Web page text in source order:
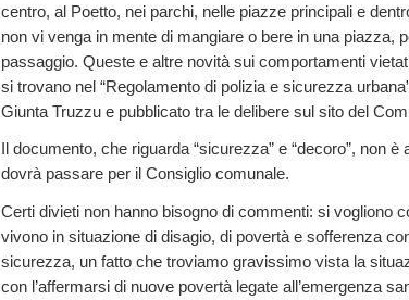
centro, al Poetto, nei parchi, nelle piazze principali e
non vi venga in mente di mangiare o bere in una piazza,
passaggio. Queste e altre novità sui comportamenti
si trovano nel “Regolamento di polizia e sicurezza
Giunta Truzzu e pubblicato tra le delibere sul sito del
Il documento, che riguarda “sicurezza” e “decoro”, non
dovrà passare per il Consiglio comunale.
Certi divieti non hanno bisogno di commenti: si vogliono
vivono in situazione di disagio, di povertà e sofferenza
sicurezza, un fatto che troviamo gravissimo vista la
con l’affermarsi di nuove povertà legate all’emergenza